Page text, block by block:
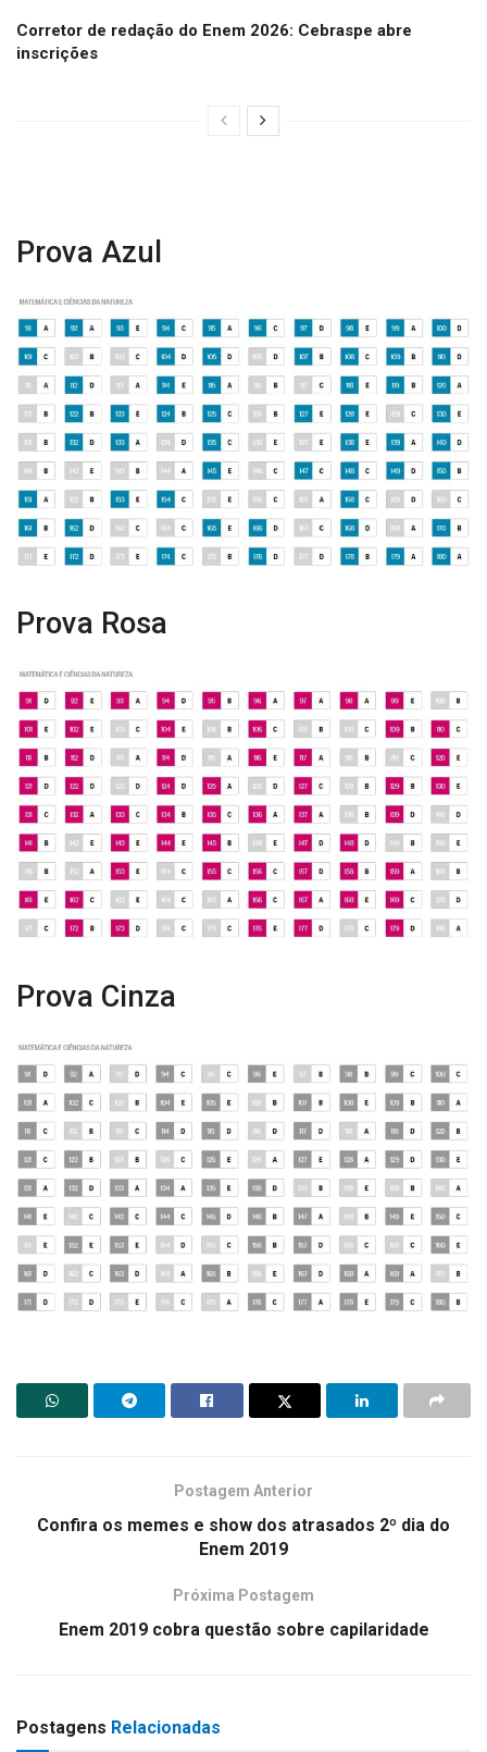
Corretor de redação do Enem 2026: Cebraspe abre
inscrições
Prova Azul
Prova Rosa
Prova Cinza
Postagem Anterior
Confira os memes e show dos atrasados 2º dia do
Enem 2019
Próxima Postagem
Enem 2019 cobra questão sobre capilaridade
Postagens Relacionadas